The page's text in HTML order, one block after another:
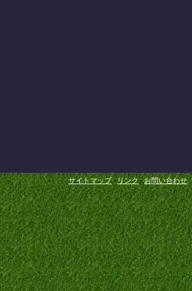
サイトマップ リンク お問い合わせ